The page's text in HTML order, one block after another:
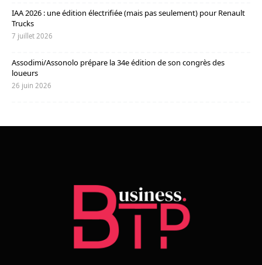
IAA 2026 : une édition électrifiée (mais pas seulement) pour Renault
Trucks
7 juillet 2026
Assodimi/Assonolo prépare la 34e édition de son congrès des
loueurs
26 juin 2026